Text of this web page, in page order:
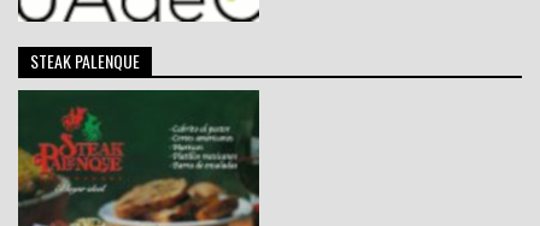
STEAK PALENQUE